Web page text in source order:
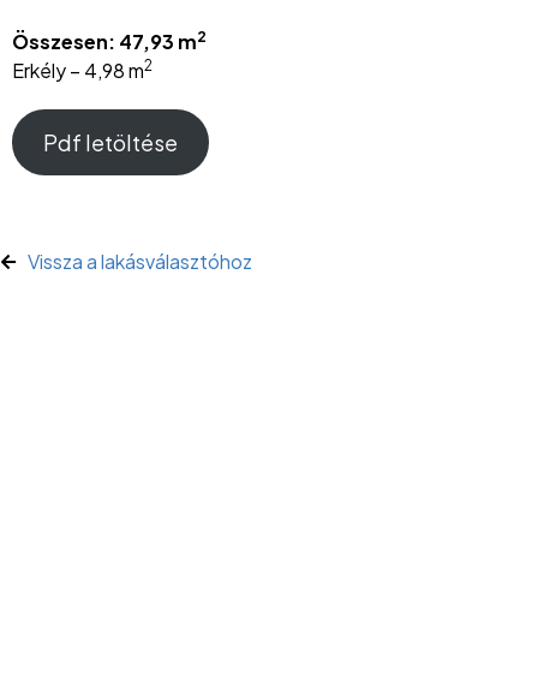
Összesen: 47,93 m2
Erkély – 4,98 m2
Pdf letöltése
Vissza a lakásválasztóhoz